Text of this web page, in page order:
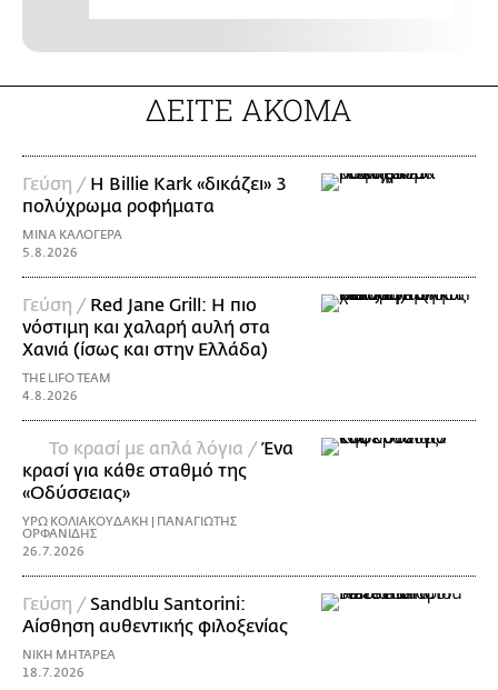
ΔΕΙΤΕ ΑΚΟΜΑ
Γεύση / H Billie Kark «δικάζει» 3
πολύχρωμα ροφήματα
ΜΙΝΑ ΚΑΛΟΓΕΡΑ
5.8.2026
Γεύση / Red Jane Grill: Η πιο
νόστιμη και χαλαρή αυλή στα
Χανιά (ίσως και στην Ελλάδα)
THE LIFO TEAM
4.8.2026
Το κρασί με απλά λόγια /Ένα
κρασί για κάθε σταθμό της
«Οδύσσειας»
ΥΡΩ ΚΟΛΙΑΚΟΥΔΑΚΗ | ΠΑΝΑΓΙΩΤΗΣ
ΟΡΦΑΝΙΔΗΣ
26.7.2026
Γεύση / Sandblu Santorini:
Αίσθηση αυθεντικής φιλοξενίας
ΝΙΚΗ ΜΗΤΑΡΕΑ
18.7.2026